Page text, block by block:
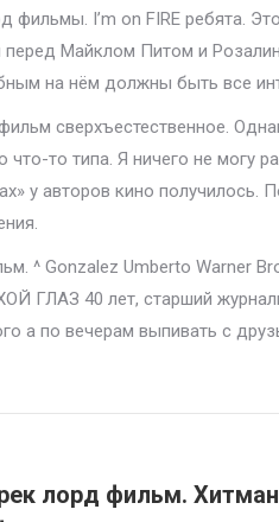
фильмы. I’m on FIRE ребята.
перед Майклом Питом и
на нём должны быть все
сверхъестественное.
что-то типа. Я ничего не могу
у авторов кино
^ Gonzalez Umberto Warner
ГЛАЗ 40 лет, старший
а по вечерам выпивать с
лорд фильм. Хитман